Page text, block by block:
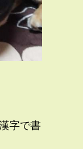
字で書